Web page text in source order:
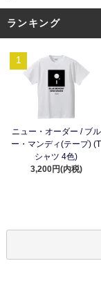
ランキング
1
ニュー・オーダー / ブル
ー・マンディ(テープ) (T
シャツ 4色)
3,200円(内税)